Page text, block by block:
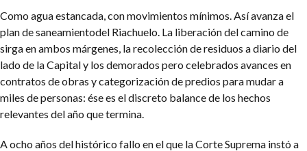
Como agua estancada, con movimientos mínimos. Así avanza el
plan de saneamientodel Riachuelo. La liberación del camino de
sirga en ambos márgenes, la recolección de residuos a diario del
lado de la Capital y los demorados pero celebrados avances en
contratos de obras y categorización de predios para mudar a
miles de personas: ése es el discreto balance de los hechos
relevantes del año que termina.
A ocho años del histórico fallo en el que la Corte Suprema instó a